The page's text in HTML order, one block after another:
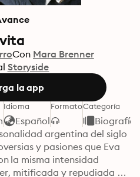
Con Mara Brenner
Storyside
la app
Idioma
Español
FormatoCategoría
Biografía
argentina del siglo
y pasiones que Eva
la misma intensidad
mitificada y repudiada